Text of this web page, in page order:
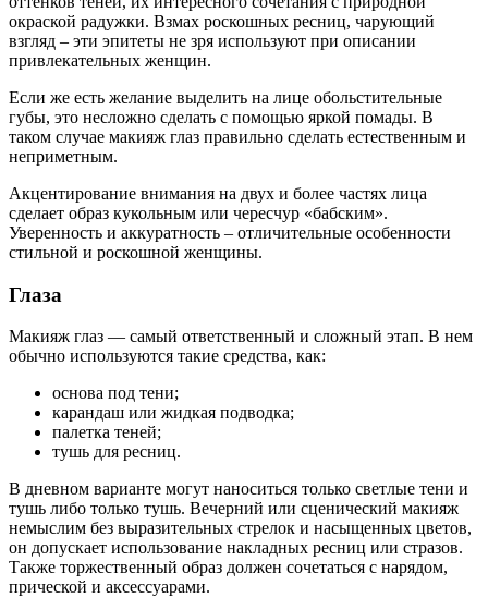
окраской радужки. Взмах роскошных ресниц, чарующий
взгляд – эти эпитеты не зря используют при описании
привлекательных женщин.
Если же есть желание выделить на лице обольстительные
губы, это несложно сделать с помощью яркой помады. В
таком случае макияж глаз правильно сделать естественным и
неприметным.
Акцентирование внимания на двух и более частях лица
сделает образ кукольным или чересчур «бабским».
Уверенность и аккуратность – отличительные особенности
стильной и роскошной женщины.
Глаза
Макияж глаз — самый ответственный и сложный этап. В нем
обычно используются такие средства, как:
основа под тени;
карандаш или жидкая подводка;
палетка теней;
тушь для ресниц.
В дневном варианте могут наноситься только светлые тени и
тушь либо только тушь. Вечерний или сценический макияж
немыслим без выразительных стрелок и насыщенных цветов,
он допускает использование накладных ресниц или стразов.
Также торжественный образ должен сочетаться с нарядом,
прической и аксессуарами.